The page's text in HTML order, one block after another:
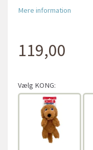
Mere information
119,00
Vælg KONG: